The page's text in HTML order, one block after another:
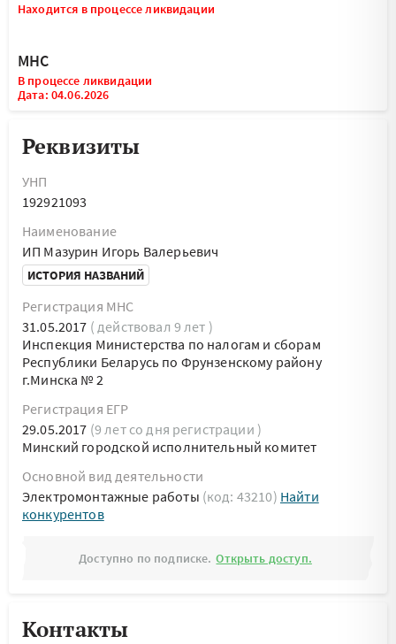
Находится в процессе ликвидации
МНС
В процессе ликвидации
Дата: 04.06.2026
Реквизиты
УНП
192921093
Наименование
ИП Мазурин Игорь Валерьевич
ИСТОРИЯ НАЗВАНИЙ
Регистрация МНС
31.05.2017 ( действовал 9 лет )
Инспекция Министерства по налогам и сборам
Республики Беларусь по Фрунзенскому району
г.Минска № 2
Регистрация ЕГР
29.05.2017 (9 лет со дня регистрации )
Минский городской исполнительный комитет
Основной вид деятельности
Электромонтажные работы (код: 43210) Найти
конкурентов
Доступно по подписке. Открыть доступ.
Контакты